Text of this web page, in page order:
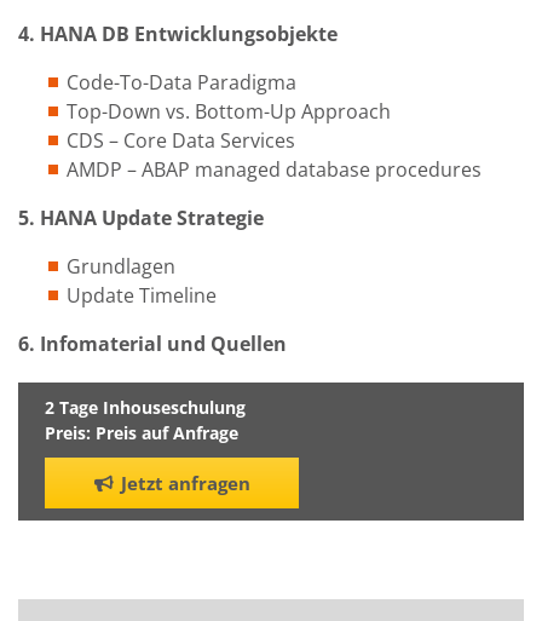
4. HANA DB Entwicklungsobjekte
Code-To-Data Paradigma
Top-Down vs. Bottom-Up Approach
CDS – Core Data Services
AMDP – ABAP managed database procedures
5. HANA Update Strategie
Grundlagen
Update Timeline
6. Infomaterial und Quellen
2 Tage Inhouseschulung
Preis: Preis auf Anfrage
Jetzt anfragen